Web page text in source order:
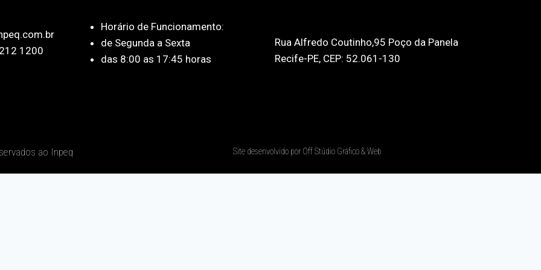
1200
Horário de Funcionamento:
de Segunda a Sexta
das 8:00 as 17:45 horas
Rua Alfredo Coutinho,95 Poço da Panela
Recife-PE, CEP: 52.061-130
ao Inpeq Site desenvolvido por Off Stúdio Gráfico & Web